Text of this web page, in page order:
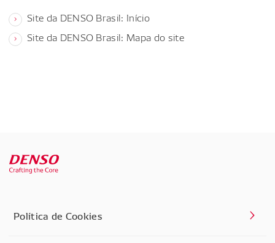
Site da DENSO Brasil: Início
Site da DENSO Brasil: Mapa do site
Política de Cookies